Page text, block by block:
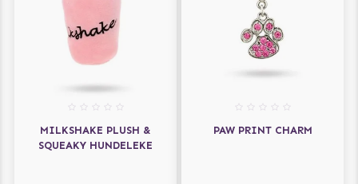
MILKSHAKE PLUSH &
SQUEAKY HUNDELEKE
PAW PRINT CHARM